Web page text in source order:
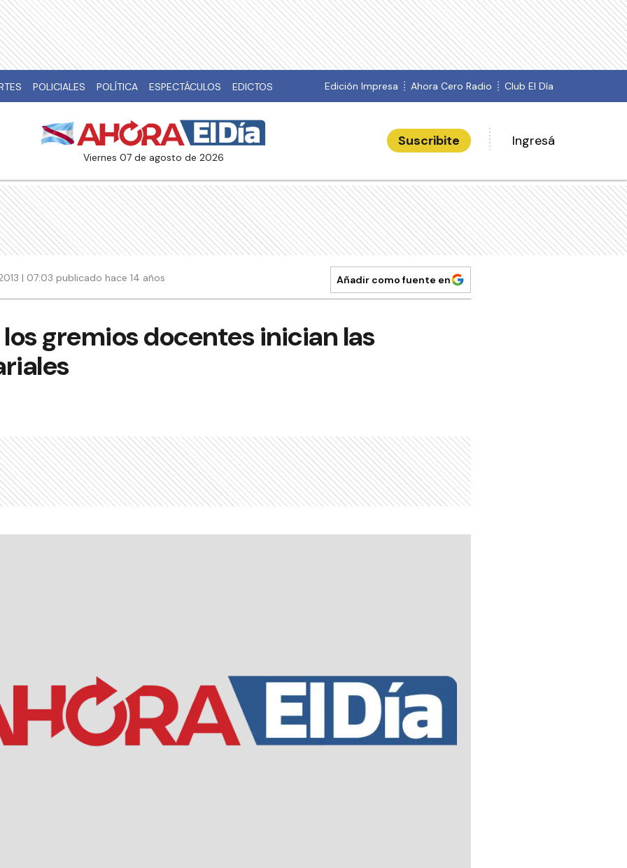
POLICIALES POLÍTICA ESPECTÁCULOS EDICTOS Edición Impresa Ahora Cero Radio Club El Día
viernes 07 de agosto de 2026
Suscribite Ingresá
| 07:03 publicado hace 14 años Añadir como fuente en
gremios docentes inician las